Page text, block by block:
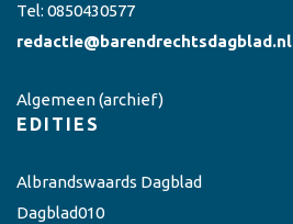
Tel: 0850430577
redactie@barendrechtsdagblad.nl
Algemeen(archief)
EDITIES
Albrandswaards Dagblad
Dagblad010